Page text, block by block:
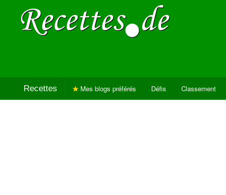
Recettes Mes blogs préférés Défis Classement